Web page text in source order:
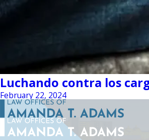
Luchando contra los
February 22, 2024